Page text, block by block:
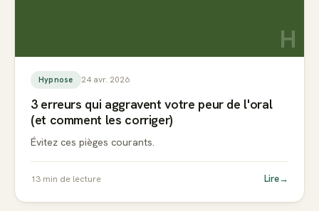
H
Hypnose 24 avr. 2026
3 erreurs qui aggravent votre peur de l'oral
(et comment les corriger)
Évitez ces pièges courants.
13 min de lecture Lire→